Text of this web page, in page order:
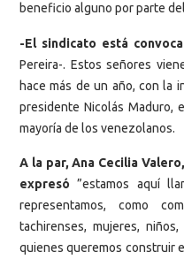
beneficio alguno por parte
-El sindicato está
Pereira-. Estos señores
hace más de un año, con la
presidente Nicolás Maduro,
mayoría de los venezolanos.
A la par, Ana Cecilia
expresó”estamos aquí
representamos, como
tachirenses, mujeres,
quienes queremos construir